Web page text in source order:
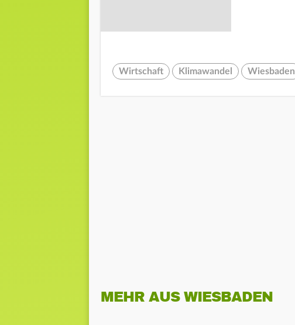
Wirtschaft Klimawandel Wiesbaden
MEHR AUS WIESBADEN